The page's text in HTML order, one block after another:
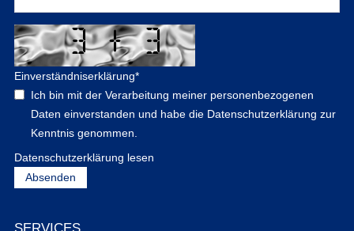
Einverständniserklärung*
Ich bin mit der Verarbeitung meiner personenbezogenen
Daten einverstanden und habe die Datenschutzerklärung zur
Kenntnis genommen.
Datenschutzerklärung lesen